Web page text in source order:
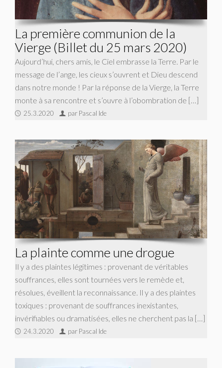
La première communion de la
Vierge (Billet du 25 mars 2020)
Aujourd’hui, chers amis, le Ciel embrasse la Terre. Par le
message de l’ange, les cieux s’ouvrent et Dieu descend
dans notre monde ! Par la réponse de la Vierge, la Terre
monte à sa rencontre et s’ouvre à l’obombration de […]
25.3.2020 par Pascal Ide
La plainte comme une drogue
Il y a des plaintes légitimes : provenant de véritables
souffrances, elles sont tournées vers le remède et,
résolues, éveillent la reconnaissance. Il y a des plaintes
toxiques : provenant de souffrances inexistantes,
invérifiables ou dramatisées, elles ne cherchent pas la […]
24.3.2020 par Pascal Ide